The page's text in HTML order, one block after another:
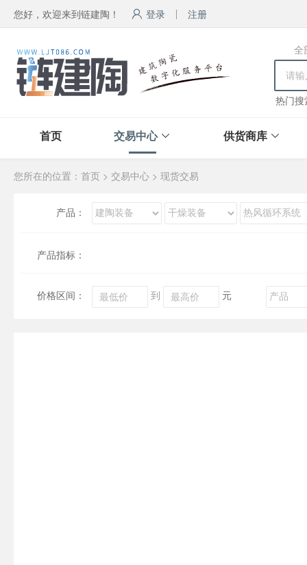
您好，欢迎来到链建陶！ 登录 注册
全
热门搜
首页 交易中心 供货商库
您所在的位置： 首页 > 交易中心 > 现货交易
产品：
产品指标：
价格区间： 到 元